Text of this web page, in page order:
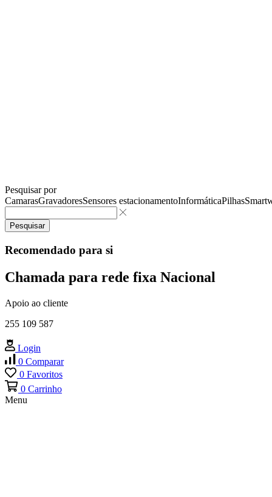
Pesquisar por
CamarasGravadoresSensores estacionamentoInformáticaPilhas
Pesquisar
Recomendado para si
Chamada para rede fixa Nacional
Apoio ao cliente
255 109 587
Login
0 Comparar
0 Favoritos
0 Carrinho
Menu